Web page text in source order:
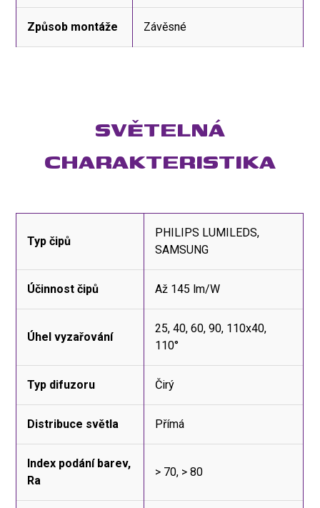
Způsob montáže Závěsné
SVĚTELNÁ
CHARAKTERISTIKA
Typ čipů
PHILIPS LUMILEDS,
SAMSUNG
Účinnost čipů Až 145 lm/W
Úhel vyzařování
25, 40, 60, 90, 110x40,
110°
Typ difuzoru Čirý
Distribuce světla Přímá
Index podání barev,
Ra
> 70, > 80